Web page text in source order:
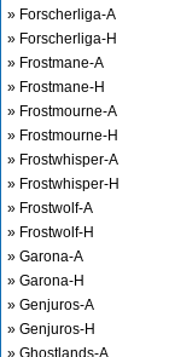
» Forscherliga-A
» Forscherliga-H
» Frostmane-A
» Frostmane-H
» Frostmourne-A
» Frostmourne-H
» Frostwhisper-A
» Frostwhisper-H
» Frostwolf-A
» Frostwolf-H
» Garona-A
» Garona-H
» Genjuros-A
» Genjuros-H
» Ghostlands-A